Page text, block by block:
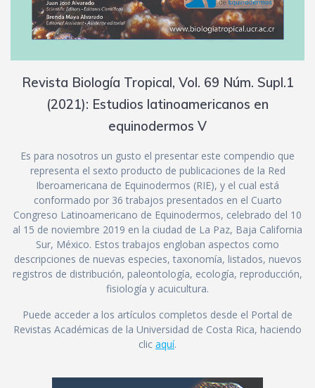
Revista Biología Tropical, Vol. 69 Núm. Supl.1
(2021): Estudios latinoamericanos en
equinodermos V
Es para nosotros un gusto el presentar este compendio que
representa el sexto producto de publicaciones de la Red
Iberoamericana de Equinodermos (RIE), y el cual está
conformado por 36 trabajos presentados en el Cuarto
Congreso Latinoamericano de Equinodermos, celebrado del 10
al 15 de noviembre 2019 en la ciudad de La Paz, Baja California
Sur, México. Estos trabajos engloban aspectos como
descripciones de nuevas especies, taxonomía, listados, nuevos
registros de distribución, paleontología, ecología, reproducción,
fisiología y acuicultura.
Puede acceder a los artículos completos desde el Portal de
Revistas Académicas de la Universidad de Costa Rica, haciendo
clic aquí.